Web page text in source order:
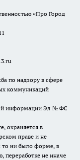
«Про Город
по надзору в сфере
коммуникаций
информации Эл № ФС
охраняется в
праве и не
то ни было форме, в
переработке не иначе